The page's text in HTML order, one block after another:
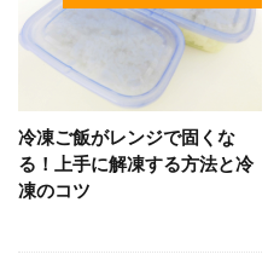
冷凍ご飯がレンジで固くな
る！上手に解凍する方法と冷
凍のコツ